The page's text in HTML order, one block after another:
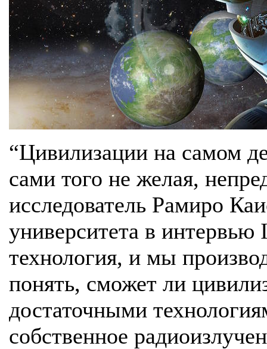
“Цивилизации на самом
сами того не желая,
исследователь Рамиро
университета в интервью
технология, и мы
понять, сможет ли
достаточными
собственное